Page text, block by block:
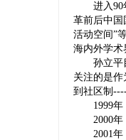
进入90年
革前后中国
活动空间”
海内外学术
孙立平目
关注的是作
到社区制
1999年，
2000年，
2001年，